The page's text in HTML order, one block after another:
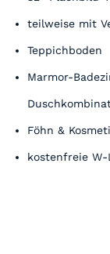
teilweise mit
Teppichboden
Marmor-
Föhn &
kostenfreie